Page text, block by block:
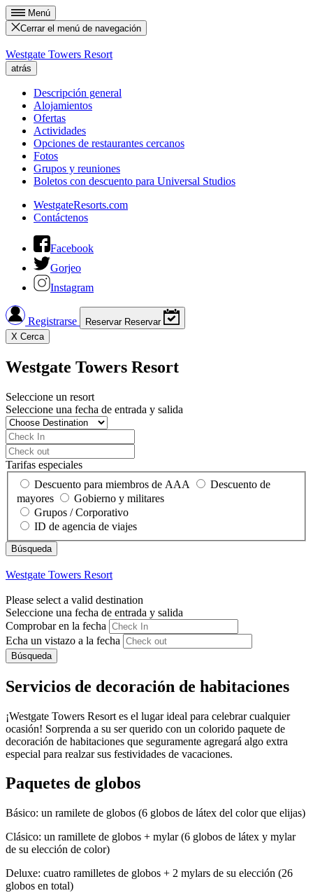
Menú
Cerrar el menú de navegación
Westgate Towers Resort
atrás
Descripción general
Alojamientos
Ofertas
Actividades
Opciones de restaurantes cercanos
Fotos
Grupos y reuniones
Boletos con descuento para Universal Studios
WestgateResorts.com
Contáctenos
Facebook
Gorjeo
Instagram
Registrarse Reservar Reservar
X Cerca
Westgate Towers Resort
Seleccione un resort
Seleccione una fecha de entrada y salida
Tarifas especiales
Descuento para miembros de AAA
Descuento de
mayores
Gobierno y militares
Grupos / Corporativo
ID de agencia de viajes
Westgate Towers Resort
Please select a valid destination
Seleccione una fecha de entrada y salida
Comprobar en la fecha
Echa un vistazo a la fecha
Búsqueda
Servicios de decoración de habitaciones
¡Westgate Towers Resort es el lugar ideal para celebrar cualquier
ocasión! Sorprenda a su ser querido con un colorido paquete de
decoración de habitaciones que seguramente agregará algo extra
especial para realzar sus festividades de vacaciones.
Paquetes de globos
Básico: un ramilete de globos (6 globos de látex del color que elijas)
Clásico: un ramillete de globos + mylar (6 globos de látex y mylar
de su elección de color)
Deluxe: cuatro ramilletes de globos + 2 mylars de su elección (26
globos en total)